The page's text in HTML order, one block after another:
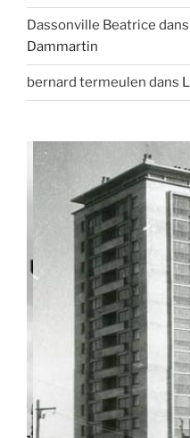
Dassonville Beatrice dans
Dammartin
bernard termeulen dans